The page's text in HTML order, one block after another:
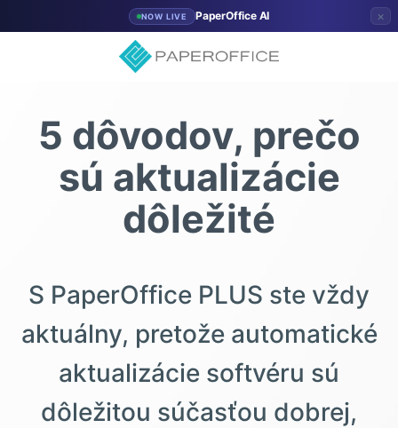
NOW LIVE PaperOffice AI ×
5 dôvodov, prečo
sú aktualizácie
dôležité
S PaperOffice PLUS ste vždy
aktuálny, pretože automatické
aktualizácie softvéru sú
dôležitou súčasťou dobrej,